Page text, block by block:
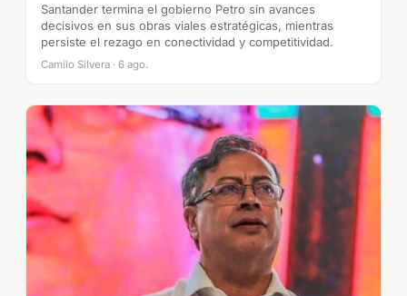
Santander termina el gobierno Petro sin avances
decisivos en sus obras viales estratégicas, mientras
persiste el rezago en conectividad y competitividad.
Camilo Silvera · 6 ago.